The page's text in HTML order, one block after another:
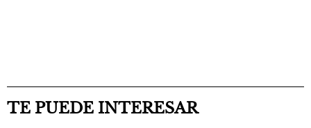
TE PUEDE INTERESAR